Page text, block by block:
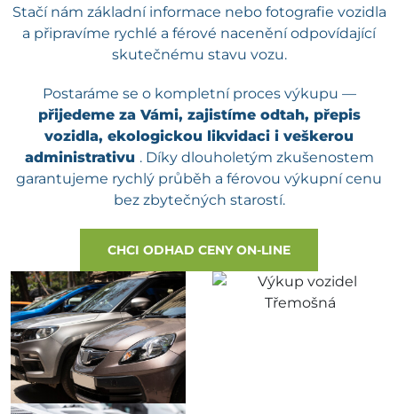
Stačí nám základní informace nebo fotografie vozidla
a připravíme rychlé a férové nacenění odpovídající
skutečnému stavu vozu.
Postaráme se o kompletní proces výkupu —
přijedeme za Vámi, zajistíme odtah, přepis
vozidla, ekologickou likvidaci i veškerou
administrativu . Díky dlouholetým zkušenostem
garantujeme rychlý průběh a férovou výkupní cenu
bez zbytečných starostí.
CHCI ODHAD CENY ON-LINE